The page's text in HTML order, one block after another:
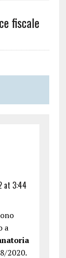
fiscale
at 3:44
a
2020.